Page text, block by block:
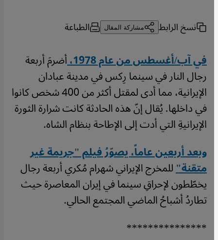
نسخ الرابط مشاركة المقال الطباعة
في آب/أغسطس من عام 1978، أضرمَ أربعة
رجال النار في سينما رِكس في مدينة عبادان
الإيرانية، مما أدى لمقتل أكثر من 400 شخص كانوا
في داخلها. يُقال إنّ هذه الحادثة كانت شرارة الثورة
الإيرانيةِ التي أدت إلى الإطاحة بنظام الشاه.
وبعد أربعين عاماً، يصوّرُ فيلم "جريمة غير
متقنة"للمخرج الإيراني شهرام مُكري أربعة رجال
يخطّطون لإحراقِ سينما في إيران المعاصرة حيث
تطاردُ أشباحُ الماضي المجتمع الحالي.
***************